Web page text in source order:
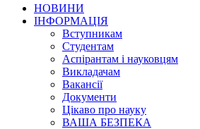
НОВИНИ
ІНФОРМАЦІЯ
Вступникам
Студентам
Аспірантам і науковцям
Викладачам
Вакансії
Документи
Цікаво про науку
ВАША БЕЗПЕКА